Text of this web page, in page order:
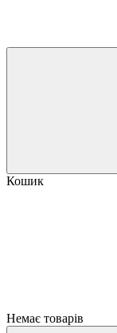
Кошик
Немає товарів